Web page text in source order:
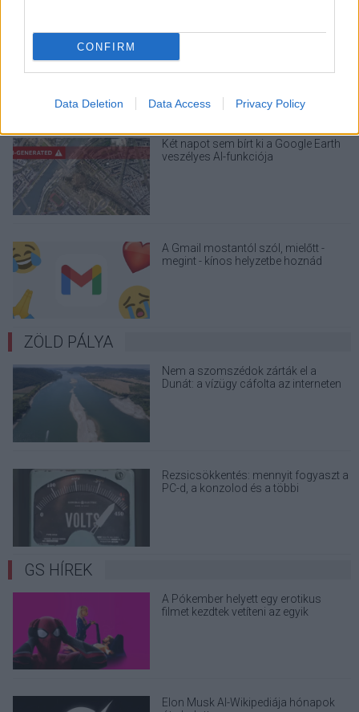
CONFIRM
Data Deletion Data Access Privacy Policy
motorja
Két napot sem bírt ki a Google Earth
veszélyes AI-funkciója
A Gmail mostantól szól, mielőtt -
megint - kínos helyzetbe hoznád
ZÖLD PÁLYA
Nem a szomszédok zárták el a
Dunát: a vízügy cáfolta az interneten
Rezsicsökkentés: mennyit fogyaszt a
PC-d, a konzolod és a többi
GS HÍREK
A Pókember helyett egy erotikus
filmet kezdtek vetíteni az egyik
Elon Musk AI-Wikipediája hónapok